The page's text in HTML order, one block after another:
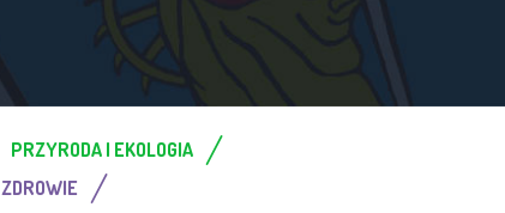
PRZYRODA I EKOLOGIA /
ZDROWIE /